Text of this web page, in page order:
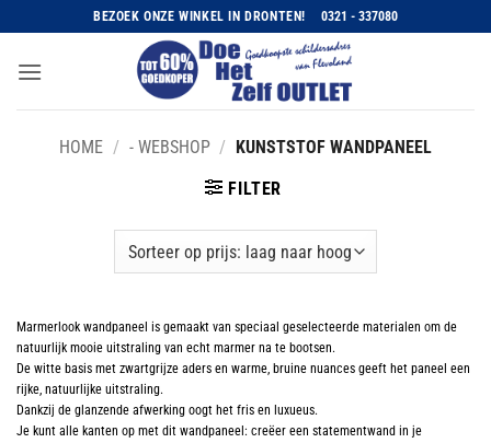
naar
inhoud
BEZOEK ONZE WINKEL IN DRONTEN! 0321 - 337080
HOME / - WEBSHOP / KUNSTSTOF WANDPANEEL
FILTER
Marmerlook wandpaneel is gemaakt van speciaal geselecteerde materialen om de
natuurlijk mooie uitstraling van echt marmer na te bootsen.
De witte basis met zwartgrijze aders en warme, bruine nuances geeft het paneel een
rijke, natuurlijke uitstraling.
Dankzij de glanzende afwerking oogt het fris en luxueus.
Je kunt alle kanten op met dit wandpaneel: creëer een statementwand in je